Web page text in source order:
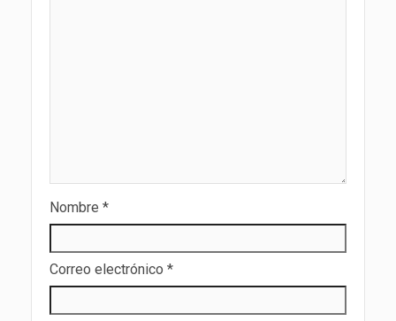
Nombre *
Correo electrónico *